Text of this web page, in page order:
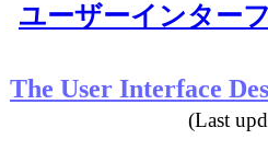
ユーザーインター
The User Interface
(Last